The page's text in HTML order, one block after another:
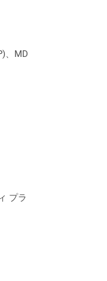
、MD
プラ